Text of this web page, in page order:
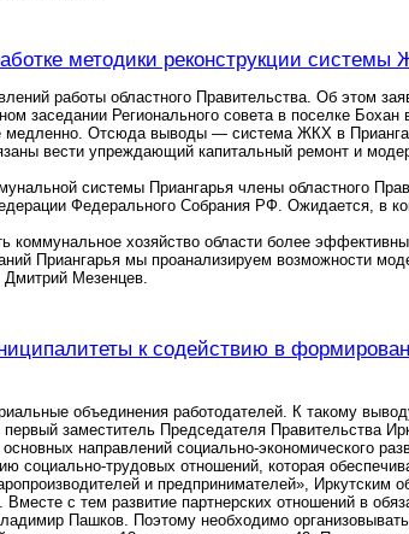
методики реконструкции системы
работы областного Правительства. Об этом
заседании Регионального совета в поселке Бохан
медленно. Отсюда выводы — система ЖКХ в
вести упреждающий капитальный ремонт и
системы Приангарья члены областного
Федерального Собрания РФ. Ожидается, в
коммунальное хозяйство области более
Приангарья мы проанализируем возможности
Мезенцев.
к содействию в
объединения работодателей. К такому
заместитель Председателя Правительства
направлений социально-экономического
социально-трудовых отношений, которая
и предпринимателей», Иркутским
с тем развитие партнерских отношений в
Пашков. Поэтому необходимо